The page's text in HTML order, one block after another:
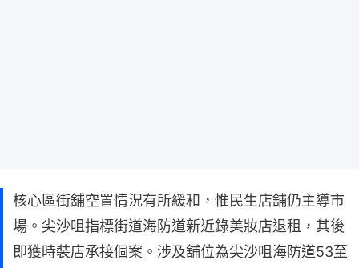
核心區街舖空置情況有所緩和，惟民生店舖仍主導市
場。尖沙咀指標街道海防道新近錄美妝店退租，其後
即獲時裝店承接個案。涉及舖位為尖沙咀海防道53至